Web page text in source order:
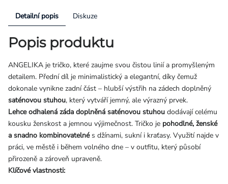
Detailní popis Diskuze
Popis produktu
ANGELIKA je tričko, které zaujme svou čistou linií a promyšleným
detailem. Přední díl je minimalistický a elegantní, díky čemuž
dokonale vynikne zadní část – hlubší výstřih na zádech doplněný
saténovou stuhou, který vytváří jemný, ale výrazný prvek.
Lehce odhalená záda doplněná saténovou stuhou dodávají celému
kousku ženskost a jemnou výjimečnost. Tričko je pohodlné, ženské
a snadno kombinovatelnés džínami, sukní i kraťasy. Využití najde v
práci, ve městě i během volného dne – v outfitu, který působí
přirozeně a zároveň upraveně.
Klíčové vlastnosti: